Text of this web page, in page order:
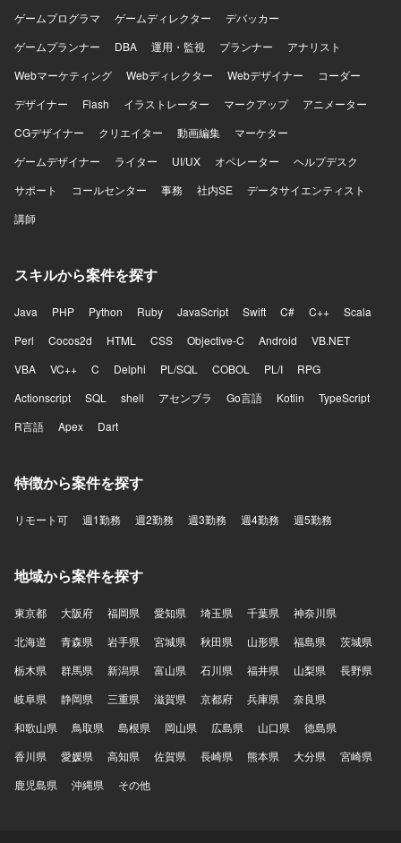
アーキテクチャ設計にも関与できる環境です。 【開発環
境】 TypeScript / Python を用いた開発環境となります。フ
ています。インフラは AWS(S3 / ECS / Batch) と Docker、
GitHub を利用し、ffmpeg / OpenCV による動画処理連携を
行っています。
ゲームプログラマ
ゲームディレクター
デバッカー
ゲームプランナー
DBA 運用・監視 プランナー
アナリスト
Webマーケティング
Webディレクター Webデザイナー
コーダー
デザイナー
Flash イラストレーター マークアップ
アニメーター
CGデザイナー
クリエイター 動画編集
マーケター
ゲームデザイナー
ライター UI/UX オペレーター
ヘルプデスク
サポート
コールセンター 事務 社内SE
データサイエンティスト
講師
スキルから案件を探す
Java PHP Python Ruby JavaScript Swift C# C++
Scala
Perl
Cocos2d HTML CSS Objective-C Android
VB.NET
VBA
VC++ C Delphi PL/SQL COBOL PL/I
RPG
Actionscript
SQL shell アセンブラ Go言語 Kotlin
TypeScript
R言語
Apex Dart
特徴から案件を探す
リモート可 週1勤務 週2勤務 週3勤務 週4勤務 週5勤務
地域から案件を探す
東京都 大阪府 福岡県 愛知県 埼玉県 千葉県
神奈川県
北海道
青森県 岩手県 宮城県 秋田県 山形県 福島県
茨城県
栃木県
群馬県 新潟県 富山県 石川県 福井県 山梨県
長野県
岐阜県
静岡県 三重県 滋賀県 京都府 兵庫県
奈良県
和歌山県
鳥取県 島根県 岡山県 広島県 山口県
徳島県
香川県
愛媛県 高知県 佐賀県 長崎県 熊本県 大分県
宮崎県
鹿児島県
沖縄県 その他